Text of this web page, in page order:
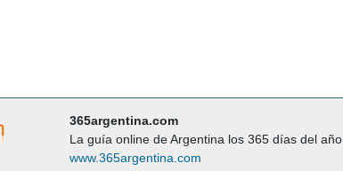
365argentina.com
La guía online de Argentina los 365 días del año
www.365argentina.com